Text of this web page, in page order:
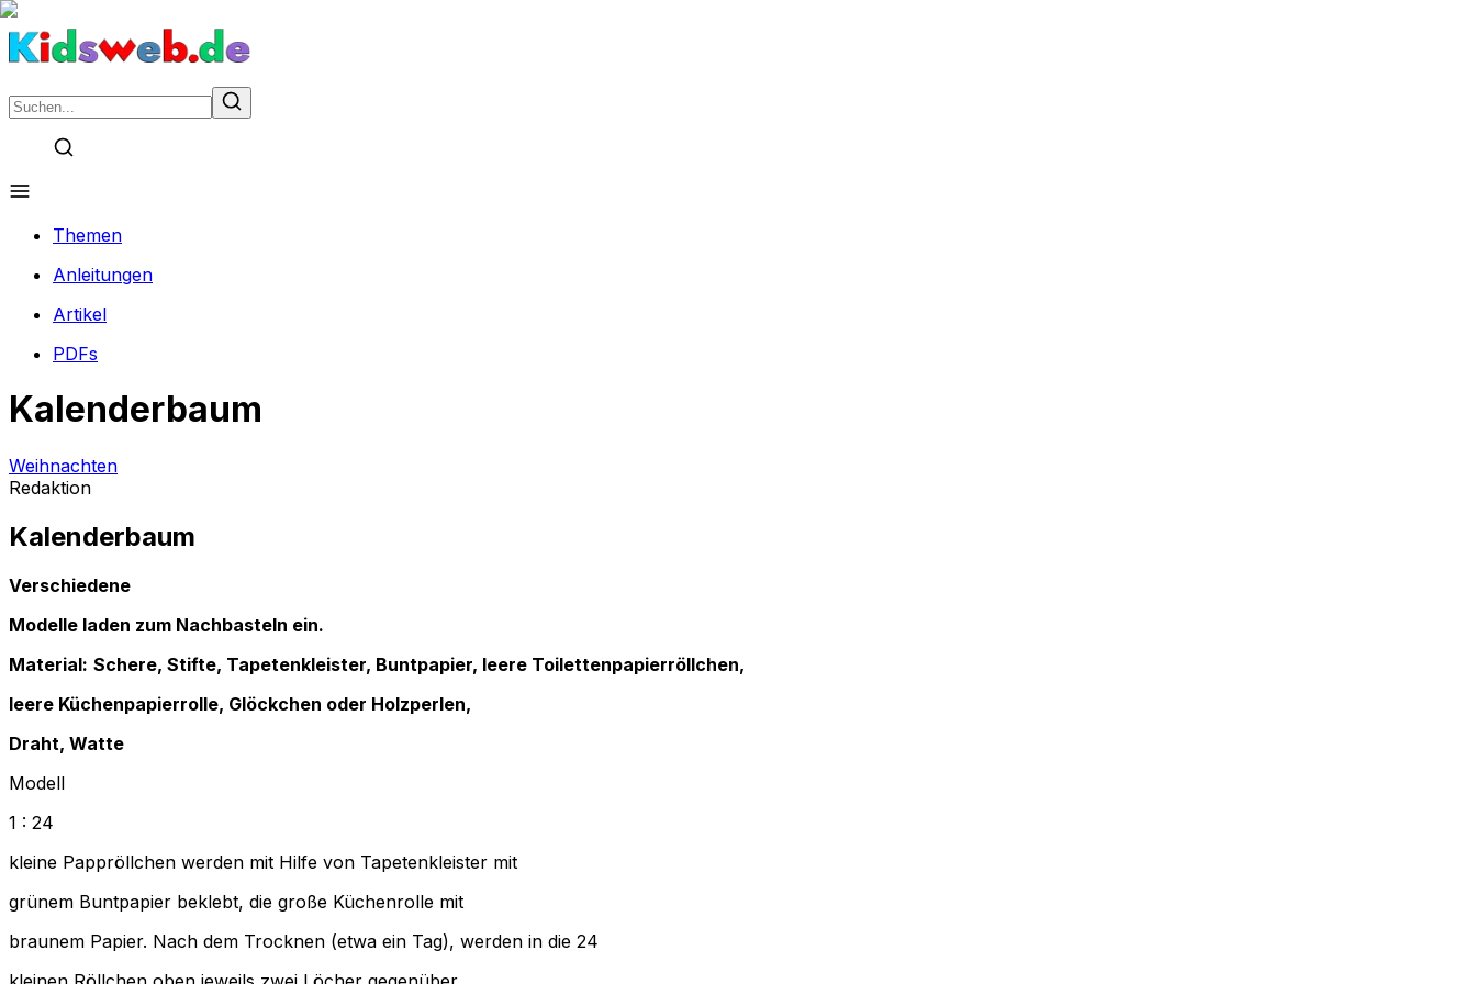
Themen
Anleitungen
Artikel
PDFs
Kalenderbaum
Weihnachten
Redaktion
Kalenderbaum
Verschiedene
Modelle laden zum Nachbasteln ein.
Material: Schere, Stifte, Tapetenkleister, Buntpapier, leere Toilettenpapierröllchen,
leere Küchenpapierrolle, Glöckchen oder Holzperlen,
Draht, Watte
Modell
1 : 24
kleine Pappröllchen werden mit Hilfe von Tapetenkleister mit
grünem Buntpapier beklebt, die große Küchenrolle mit
braunem Papier. Nach dem Trocknen (etwa ein Tag), werden in die 24